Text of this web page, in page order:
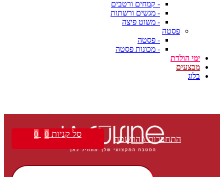
- קמחים ורטבים
- מגשים ורשתות
- משוט פיצה
פסטה
- פסטה
- מכונות פסטה
ימי הולדת
מבצעים
בלוג
התחברות \ הרשמה סל קניות 0
0